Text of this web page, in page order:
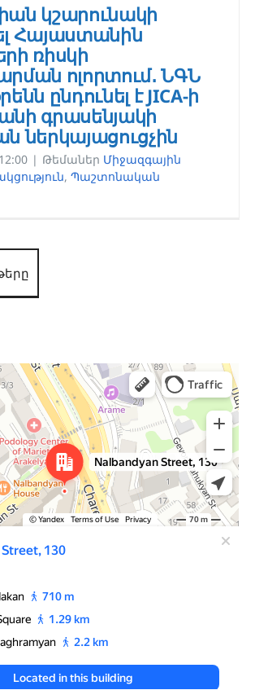
կշարունակի
Հայաստանին
ռիսկի
ոլորտում․ ՆԳՆ
ընդունել է JICA-ի
գրասենյակի
ներկայացուցչին
| Թեմաներ Միջազգային
,Պաշտոնական